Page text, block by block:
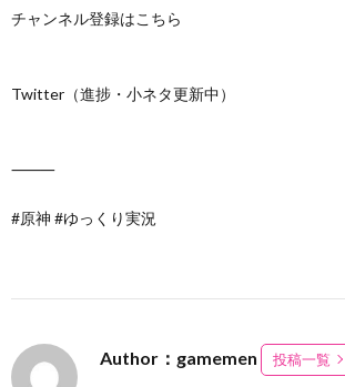
チャンネル登録はこちら
Twitter（進捗・小ネタ更新中）
⸻
#原神 #ゆっくり実況
Author：gamemen 投稿一覧